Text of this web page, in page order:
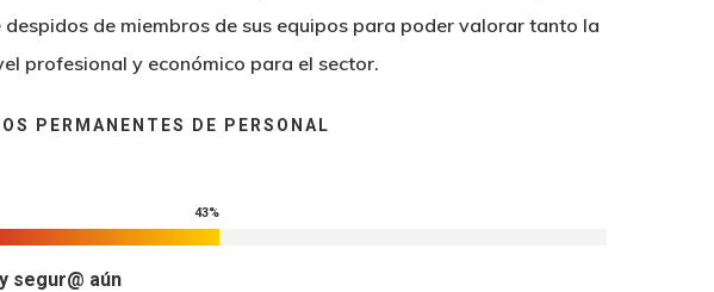
de miembros de sus equipos para poder valorar tanto la
profesional y económico para el sector.
PERMANENTES DE PERSONAL
43%
segur@ aún